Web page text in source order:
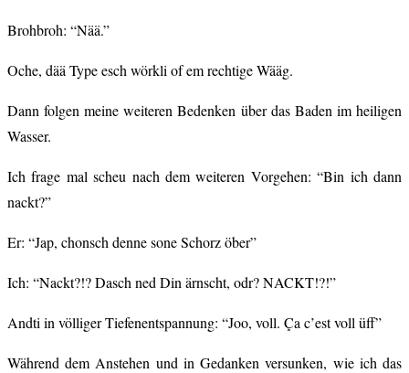
Brohbroh: “Nää.”
Oche, dää Type esch wörkli of em rechtige Wääg.
Dann folgen meine weiteren Bedenken über das Baden im heiligen
Wasser.
Ich frage mal scheu nach dem weiteren Vorgehen: “Bin ich dann
nackt?”
Er: “Jap, chonsch denne sone Schorz öber”
Ich: “Nackt?!? Dasch ned Din ärnscht, odr? NACKT!?!”
Andti in völliger Tiefenentspannung: “Joo, voll. Ça c’est voll üff”
Während dem Anstehen und in Gedanken versunken, wie ich das